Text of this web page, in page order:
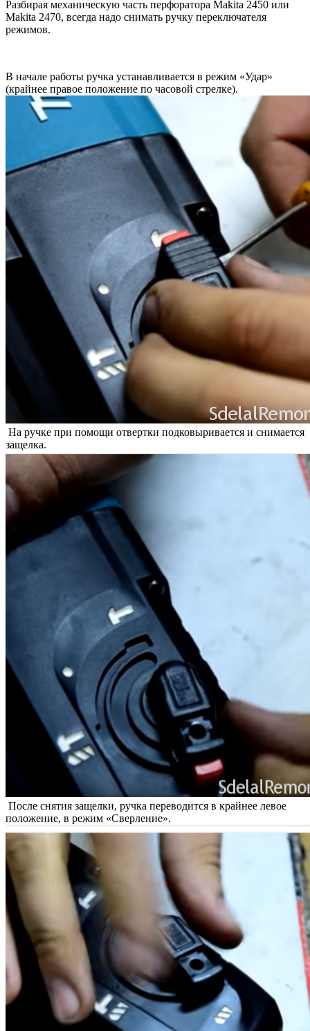
Разбирая механическую часть перфоратора Makita 2450 или
Makita 2470, всегда надо снимать ручку переключателя
режимов.
В начале работы ручка устанавливается в режим «Удар»
(крайнее правое положение по часовой стрелке).
На ручке при помощи отвертки подковыривается и снимается
защелка.
После снятия защелки, ручка переводится в крайнее левое
положение, в режим «Сверление».